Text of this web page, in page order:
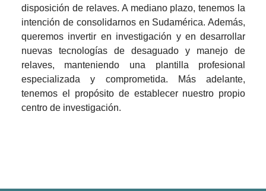
disposición de relaves. A mediano plazo, tenemos la
intención de consolidarnos en Sudamérica. Además,
queremos invertir en investigación y en desarrollar
nuevas tecnologías de desaguado y manejo de
relaves, manteniendo una plantilla profesional
especializada y comprometida. Más adelante,
tenemos el propósito de establecer nuestro propio
centro de investigación.